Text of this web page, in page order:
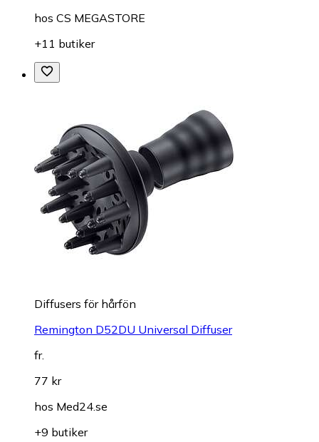
hos CS MEGASTORE
+11 butiker
Diffusers för hårfön
Remington D52DU Universal Diffuser
fr.
77 kr
hos Med24.se
+9 butiker